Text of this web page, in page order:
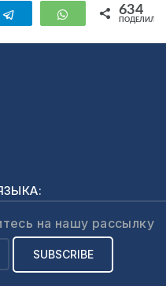
Telegram WhatsApp
634
на нашу рассылку